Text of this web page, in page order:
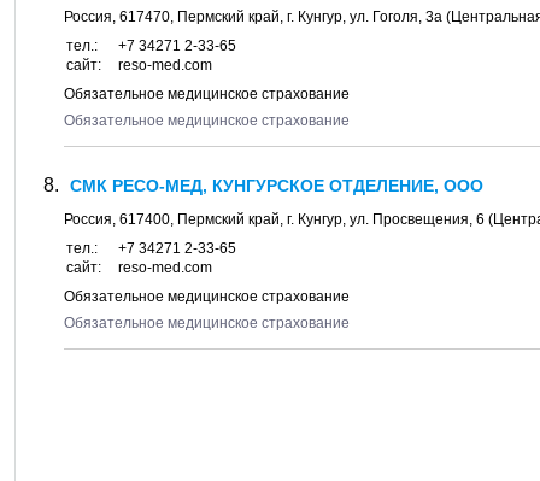
Россия, 617470, Пермский край, г. Кунгур, ул. Гоголя, 3а
тел.:
+7 34271 2-33-65
сайт:
reso-med.com
Обязательное медицинское страхование
Обязательное медицинское страхование
СМК РЕСО-МЕД, КУНГУРСКОЕ ОТДЕЛЕНИЕ, ООО
Россия, 617400, Пермский край, г. Кунгур, ул. Просвещения, 6
тел.:
+7 34271 2-33-65
сайт:
reso-med.com
Обязательное медицинское страхование
Обязательное медицинское страхование